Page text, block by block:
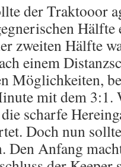
der Traktooor
Hälfte
zweiten Hälfte
einem
Möglichkeiten,
mit dem 3:1.
scharfe
Doch nun
Den Anfang